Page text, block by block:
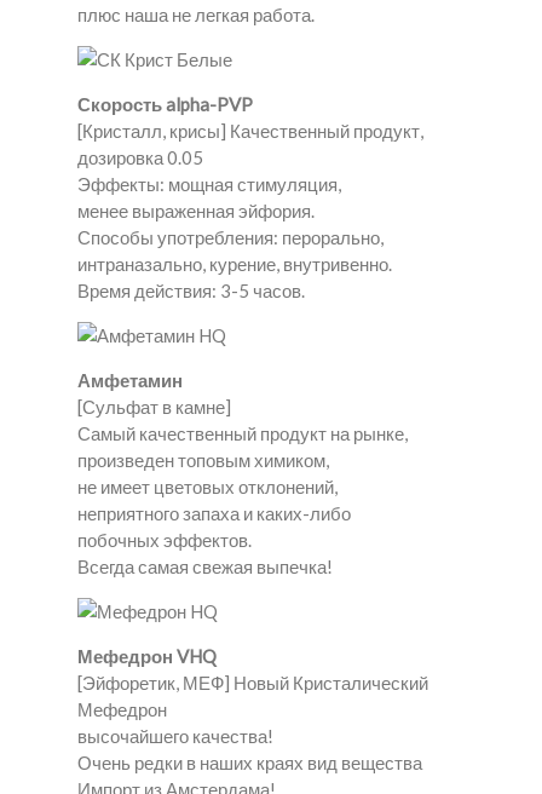
плюс наша не легкая работа.
Скорость alpha-PVP
[Кристалл, крисы] Качественный продукт,
дозировка 0.05
Эффекты: мощная стимуляция,
менее выраженная эйфория.
Способы употребления: перорально,
интраназально, курение, внутривенно.
Время действия: 3-5 часов.
Амфетамин
[Сульфат в камне]
Самый качественный продукт на рынке,
произведен топовым химиком,
не имеет цветовых отклонений,
неприятного запаха и каких-либо
побочных эффектов.
Всегда самая свежая выпечка!
Мефедрон VHQ
[Эйфоретик, МЕФ] Новый Кристалический
Мефедрон
высочайшего качества!
Очень редки в наших краях вид вещества
Импорт из Амстердама!